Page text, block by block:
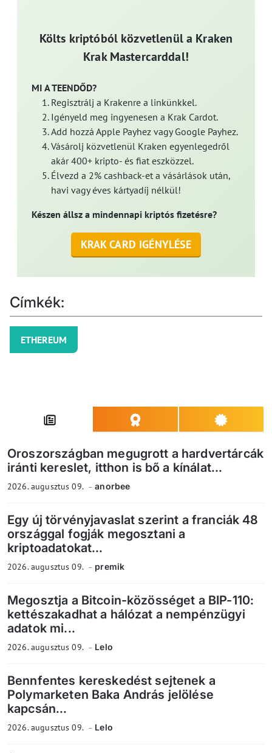
Költs kriptóból közvetlenül a Kraken
Krak Mastercarddal!
MI A TEENDŐD?
Regisztrálj a Krakenre a linkünkkel.
Igényeld meg ingyenesen a Krak Cardot.
Add hozzá Apple Payhez vagy Google Payhez.
Vásárolj közvetlenül Kraken egyenlegedről
akár 400+ kripto- és fiat eszközzel.
Élvezd a 2% cashback-et a vásárlások után,
havi vagy éves kártyadíj nélkül!
Készen állsz a mindennapi kriptós fizetésre?
KRAK CARD IGÉNYLÉSE
Címkék:
ETHEREUM
Oroszországban megugrott a hardvertárcák
iránti kereslet, itthon is bő a kínálat...
2026. augusztus 09. anorbee
Egy új törvényjavaslat szerint a franciák 48
országgal fogják megosztani a
kriptoadatokat...
2026. augusztus 09. premik
Megosztja a Bitcoin-közösséget a BIP-110:
kettészakadhat a hálózat a nempénzügyi
adatok mi...
2026. augusztus 09. Lelo
Bennfentes kereskedést sejtenek a
Polymarketen Baka András jelölése
kapcsán...
2026. augusztus 09. Lelo